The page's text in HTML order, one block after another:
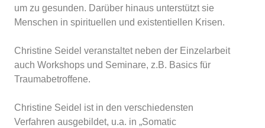
um zu gesunden. Darüber hinaus unterstützt sie
Menschen in spirituellen und existentiellen Krisen.
Christine Seidel veranstaltet neben der Einzelarbeit
auch Workshops und Seminare, z.B. Basics für
Traumabetroffene.
Christine Seidel ist in den verschiedensten
Verfahren ausgebildet, u.a. in „Somatic